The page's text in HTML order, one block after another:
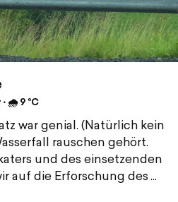
🌧 9 °C
war genial. (Natürlich kein
rauschen gehört.
und des einsetzenden
auf die Erforschung des